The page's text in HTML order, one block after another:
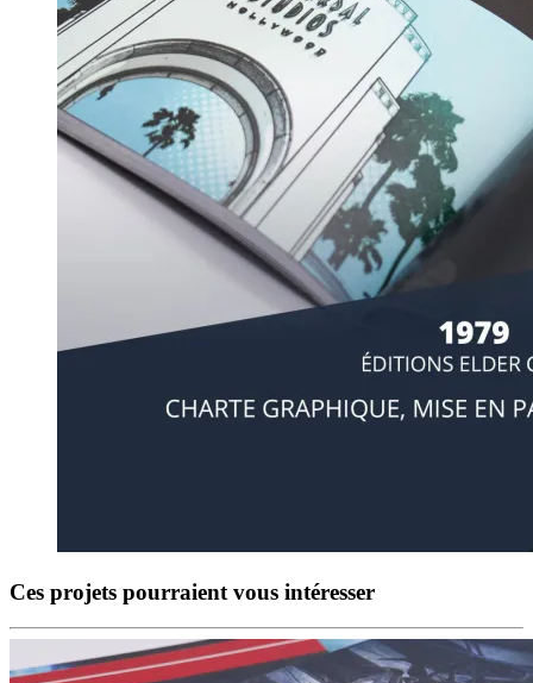
Ces projets pourraient vous intéresser